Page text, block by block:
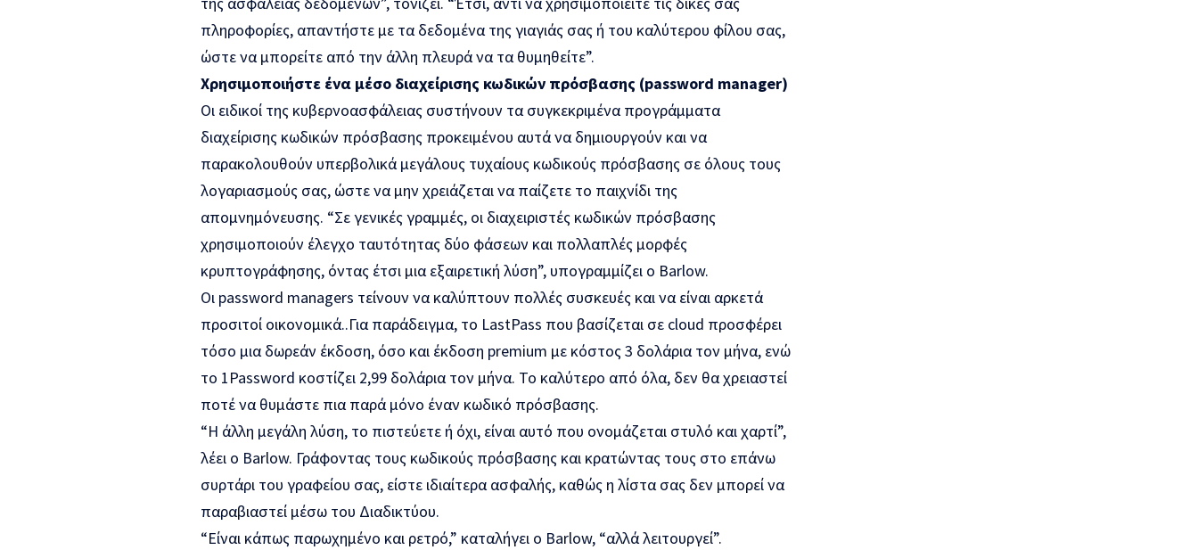
πληροφορίες, απαντήστε με τα δεδομένα της γιαγιάς σας ή του καλύτερου φίλου σας,
ώστε να μπορείτε από την άλλη πλευρά να τα θυμηθείτε”.
Χρησιμοποιήστε ένα μέσο διαχείρισης κωδικών πρόσβασης (password manager)
Οι ειδικοί της κυβερνοασφάλειας συστήνουν τα συγκεκριμένα προγράμματα
διαχείρισης κωδικών πρόσβασης προκειμένου αυτά να δημιουργούν και να
παρακολουθούν υπερβολικά μεγάλους τυχαίους κωδικούς πρόσβασης σε όλους τους
λογαριασμούς σας, ώστε να μην χρειάζεται να παίζετε το παιχνίδι της
απομνημόνευσης. “Σε γενικές γραμμές, οι διαχειριστές κωδικών πρόσβασης
χρησιμοποιούν έλεγχο ταυτότητας δύο φάσεων και πολλαπλές μορφές
κρυπτογράφησης, όντας έτσι μια εξαιρετική λύση”, υπογραμμίζει ο Barlow.
Οι password managers τείνουν να καλύπτουν πολλές συσκευές και να είναι αρκετά
προσιτοί οικονομικά..Για παράδειγμα, το LastPass που βασίζεται σε cloud προσφέρει
τόσο μια δωρεάν έκδοση, όσο και έκδοση premium με κόστος 3 δολάρια τον μήνα, ενώ
το 1Password κοστίζει 2,99 δολάρια τον μήνα. Το καλύτερο από όλα, δεν θα χρειαστεί
ποτέ να θυμάστε πια παρά μόνο έναν κωδικό πρόσβασης.
“Η άλλη μεγάλη λύση, το πιστεύετε ή όχι, είναι αυτό που ονομάζεται στυλό και χαρτί”,
λέει ο Barlow. Γράφοντας τους κωδικούς πρόσβασης και κρατώντας τους στο επάνω
συρτάρι του γραφείου σας, είστε ιδιαίτερα ασφαλής, καθώς η λίστα σας δεν μπορεί να
παραβιαστεί μέσω του Διαδικτύου.
“Είναι κάπως παρωχημένο και ρετρό,” καταλήγει ο Barlow, “αλλά λειτουργεί”.